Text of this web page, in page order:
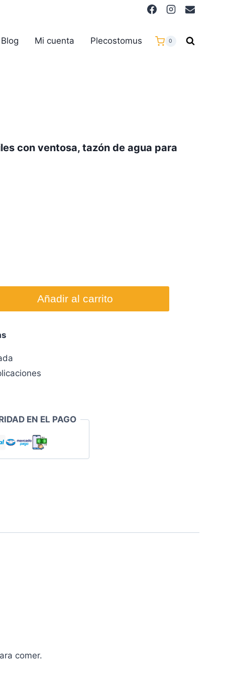
Blog Mi cuenta Plecostomus 0
con ventosa, tazón de agua para
Añadir al carrito
EN EL PAGO
comer.